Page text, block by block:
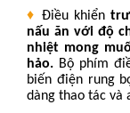
♦ Điều khiển
nấu ăn với độ
nhiệt mong
hảo. Bộ phím
biến điện rung
dàng thao tác và